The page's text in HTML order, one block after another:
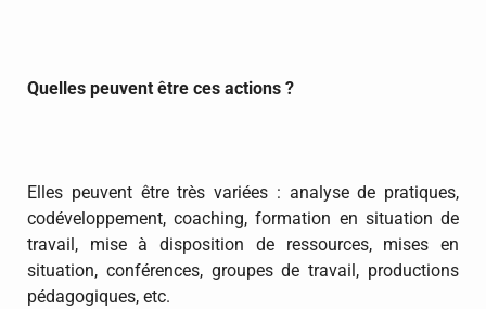
Quelles peuvent être ces actions ?
Elles peuvent être très variées : analyse de pratiques,
codéveloppement, coaching, formation en situation de
travail, mise à disposition de ressources, mises en
situation, conférences, groupes de travail, productions
pédagogiques, etc.